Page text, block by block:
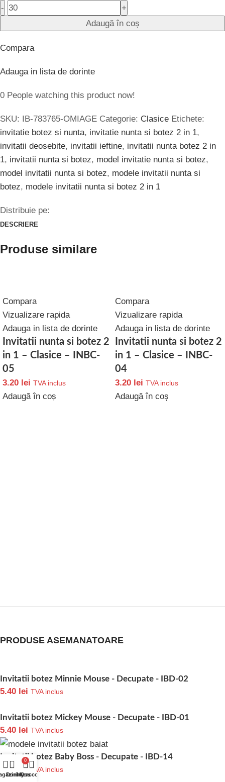
-
+
Adaugă în coș
Compara
Adauga in lista de dorinte
0 People watching this product now!
SKU: IB-783765-OMIAGE Categorie: Clasice Etichete:
invitatie botez si nunta, invitatie nunta si botez 2 in 1,
invitatii deosebite, invitatii ieftine, invitatii nunta botez 2 in
1, invitatii nunta si botez, model invitatie nunta si botez,
model invitatii nunta si botez, modele invitatii nunta si
botez, modele invitatii nunta si botez 2 in 1
Distribuie pe:
DESCRIERE
Produse similare
Compara
Vizualizare rapida
Adauga in lista de dorinte
Invitatii nunta si botez 2
in 1 – Clasice – INBC-
05
3.20 lei TVA inclus
Adaugă în coș
Compara
Vizualizare rapida
Adauga in lista de dorinte
Invitatii nunta si botez 2
in 1 – Clasice – INBC-
04
3.20 lei TVA inclus
Adaugă în coș
PRODUSE ASEMANATOARE
Invitatii botez Minnie Mouse - Decupate - IBD-02
5.40 lei TVA inclus
Invitatii botez Mickey Mouse - Decupate - IBD-01
5.40 lei TVA inclus
Invitatii botez Baby Boss - Decupate - IBD-14
3.90 lei TVA inclus
Dorinte
0
Cos
My account